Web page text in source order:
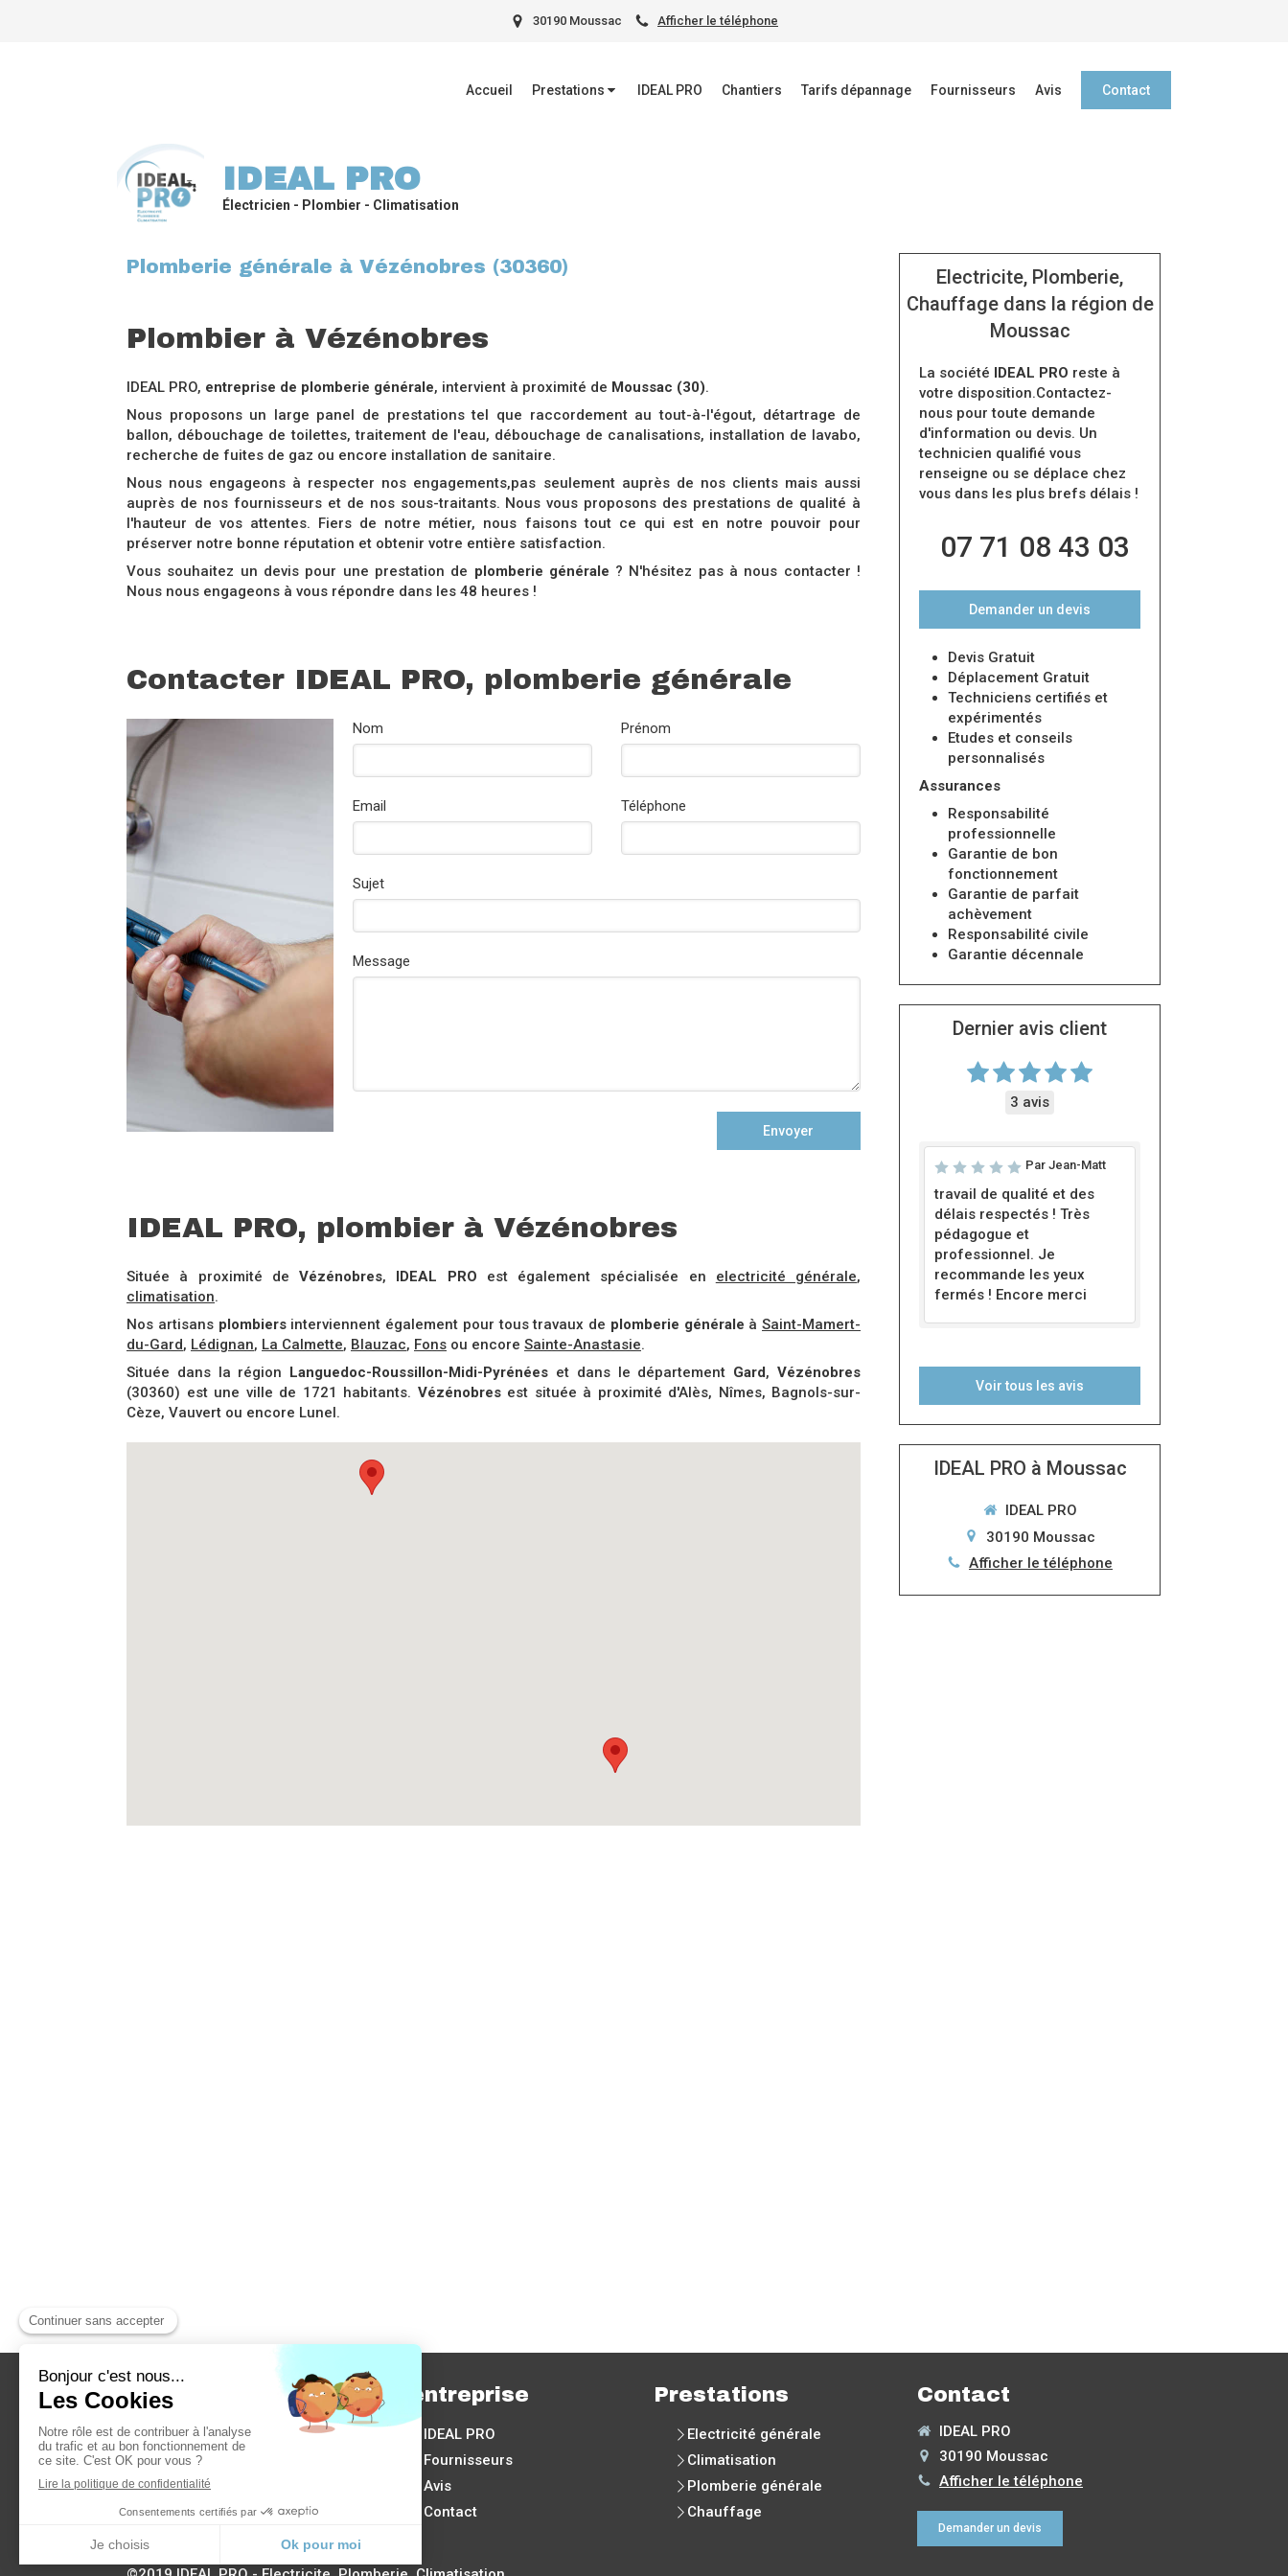
30190 Moussac Afficher le téléphone
Accueil Prestations IDEAL PRO Chantiers Tarifs dépannage Fournisseurs Avis Contact
IDEAL PRO
Électricien - Plombier - Climatisation
Plomberie générale à Vézénobres (30360)
Plombier à Vézénobres
IDEAL PRO, entreprise de plomberie générale, intervient à proximité de Moussac (30).
Nous proposons un large panel de prestations tel que raccordement au tout-à-l'égout, détartrage de
ballon, débouchage de toilettes, traitement de l'eau, débouchage de canalisations, installation de lavabo,
recherche de fuites de gaz ou encore installation de sanitaire.
Nous nous engageons à respecter nos engagements,pas seulement auprès de nos clients mais aussi
auprès de nos fournisseurs et de nos sous-traitants. Nous vous proposons des prestations de qualité à
l'hauteur de vos attentes. Fiers de notre métier, nous faisons tout ce qui est en notre pouvoir pour
préserver notre bonne réputation et obtenir votre entière satisfaction.
Vous souhaitez un devis pour une prestation de plomberie générale ? N'hésitez pas à nous contacter !
Nous nous engageons à vous répondre dans les 48 heures !
Contacter IDEAL PRO, plomberie générale
Nom Prénom
Email Téléphone
Sujet
Message
Envoyer
IDEAL PRO, plombier à Vézénobres
Située à proximité de Vézénobres, IDEAL PRO est également spécialisée en electricité générale,
climatisation.
Nos artisans plombiersinterviennent également pour tous travaux de plomberie générale à Saint-Mamert-
du-Gard, Lédignan, La Calmette, Blauzac, Fons ou encore Sainte-Anastasie.
Située dans la région Languedoc-Roussillon-Midi-Pyrénées et dans le département Gard,Vézénobres
(30360) est une ville de 1721 habitants. Vézénobresest située à proximité d'Alès, Nîmes, Bagnols-sur-
Cèze, Vauvert ou encore Lunel.
Electricite, Plomberie,
Chauffage dans la région de
Moussac
La société IDEAL PRO reste à
votre disposition.Contactez-
nous pour toute demande
d'information ou devis. Un
technicien qualifié vous
renseigne ou se déplace chez
vous dans les plus brefs délais !
07 71 08 43 03
Demander un devis
Devis Gratuit
Déplacement Gratuit
Techniciens certifiés et
expérimentés
Etudes et conseils
personnalisés
Assurances
Responsabilité
professionnelle
Garantie de bon
fonctionnement
Garantie de parfait
achèvement
Responsabilité civile
Garantie décennale
Dernier avis client
3 avis
Par Jean-Matt
travail de qualité et des
délais respectés ! Très
pédagogue et
professionnel. Je
recommande les yeux
fermés ! Encore merci
Voir tous les avis
IDEAL PRO à Moussac
IDEAL PRO
30190 Moussac
Afficher le téléphone
IDEAL PRO
© IDEAL PRO -Electricite,
Plomberie, Climatisation Nîmes
Disponible autour d'Alès, Nîmes,
Bagnols-sur-Cèze, Beaucaire,
Tarascon
L'entreprise
IDEAL PRO
Fournisseurs
Avis
Contact
Prestations
Electricité générale
Climatisation
Plomberie générale
Chauffage
Contact
IDEAL PRO
30190 Moussac
Afficher le téléphone
Demander un devis